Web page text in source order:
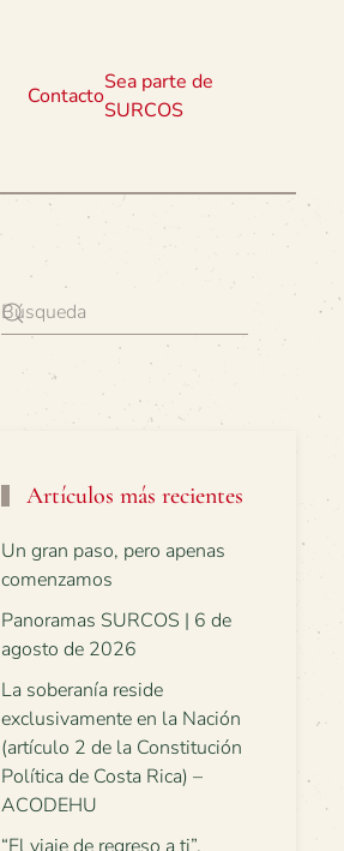
Contacto
Sea parte de
SURCOS
Artículos más recientes
Un gran paso, pero apenas
comenzamos
Panoramas SURCOS | 6 de
agosto de 2026
La soberanía reside
exclusivamente en la Nación
(artículo 2 de la Constitución
Política de Costa Rica) –
ACODEHU